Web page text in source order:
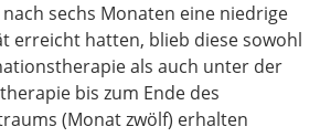
sechs Monaten eine niedrige
erreicht hatten, blieb diese sowohl
als auch unter der
bis zum Ende des
(Monat zwölf) erhalten